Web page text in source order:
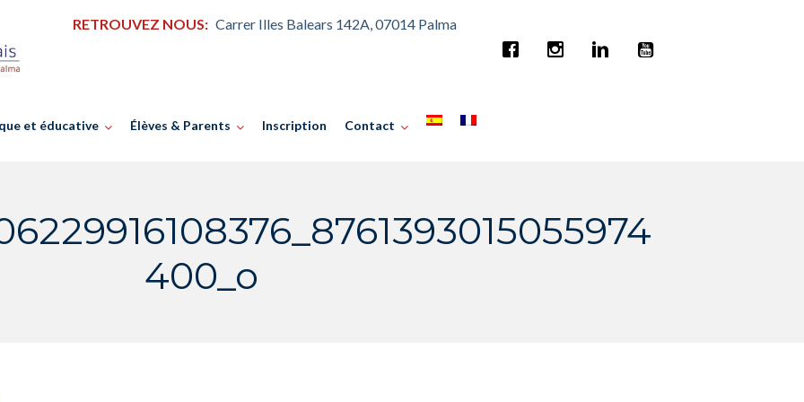
RETROUVEZ NOUS: Carrer Illes Balears 142A, 07014 Palma
et éducative Élèves & Parents Inscription Contact
400_o